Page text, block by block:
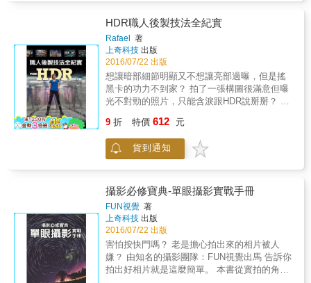
進！
HDR職人後製技法全紀實
Rafael
著
上奇科技 出版
2016/07/22 出版
想讓暗部細節明顯又不想讓亮部過曝，但是搖
黑卡的功力不到家？ 拍了一張構圖很滿意但曝
光不對勁的照片，只能含淚跟HDR說掰掰？ 快
如果你也想跟門外漢的HDR世界說掰掰，這本
書就是你最棒的敲門磚！ 恭喜你！你正拿著一
本規模宛若一個大型HDR研討會的書！ 本書十
計的主旨在於讓讀者\瞭解每個場景的細微差異
（光線、主角、環境等等），都需要用到不同
的後製才能達成書中成品的風貌。你學到的不
僅是RC使用的不同色調對應設定，還會學到要
完成每一幅影像作品，在Photoshop中採取的最
後步驟。之後，你再以RC使用的相同RAW檔案
來重新打造屬於自己的新風貌。此外，你還可
以獲得四個特典影像，讓你好好的玩一玩，並
9 折 特價 612 元
貨到通知
攝影必修寶典-單眼攝影實戰手冊
FUN視覺 著
上奇科技 出版
2016/07/22 出版
害怕按快門嗎？ 老是擔心拍出來的相片被人
嫌？ 由知名的攝影團隊：FUN視覺出馬 告訴你
拍出好相片就是這麼簡單。 本書從實拍的角度